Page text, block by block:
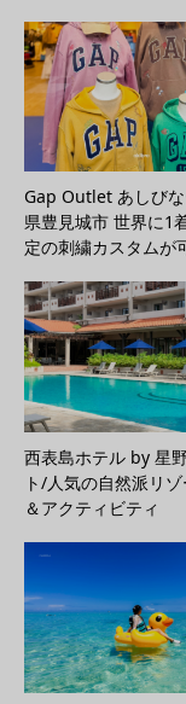
Gap Outlet あしび
県豊見城市 世界に1
定の刺繍カスタムが
西表島ホテル by 星
ト/人気の自然派リ
＆アクティビティ